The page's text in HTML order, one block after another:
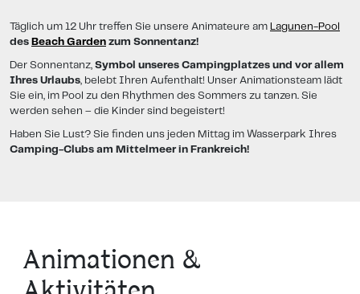
Täglich um 12 Uhr treffen Sie unsere Animateure am Lagunen-Pool
des Beach Garden zum Sonnentanz!
Der Sonnentanz, Symbol unseres Campingplatzes und vor allem
Ihres Urlaubs, belebt Ihren Aufenthalt! Unser Animationsteam lädt
Sie ein, im Pool zu den Rhythmen des Sommers zu tanzen. Sie
werden sehen – die Kinder sind begeistert!
Haben Sie Lust? Sie finden uns jeden Mittag im Wasserpark Ihres
Camping-Clubs am Mittelmeer in Frankreich!
Animationen &